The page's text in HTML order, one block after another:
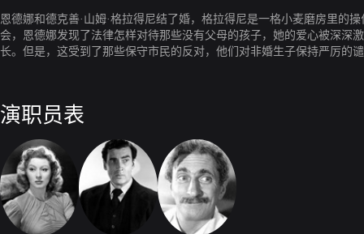
恩德娜和德克善·山姆·格拉得尼结了婚，格拉得尼是一格小麦磨房里的
会，恩德娜发现了法律怎样对待那些没有父母的孩子，她的爱心被深深
长。但是，这受到了那些保守市民的反对，他们对非婚生子保持严厉的
演职员表